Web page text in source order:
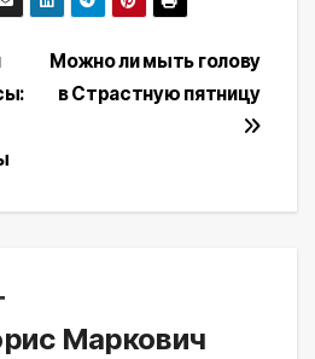
Можно ли мыть голову
в Страстную пятницу
Маркович